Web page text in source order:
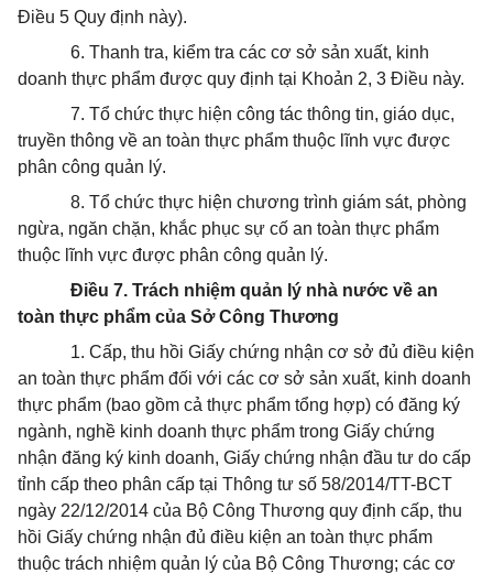
Điều 5 Quy định này).
6. Thanh tra, kiểm tra các cơ sở sản xuất, kinh
doanh thực phẩm được quy định tại Khoản 2, 3 Điều này.
7. Tổ chức thực hiện công tác thông tin, giáo dục,
truyền thông về an toàn thực phẩm thuộc lĩnh vực được
phân công quản lý.
8. Tổ chức thực hiện chương trình giám sát, phòng
ngừa, ngăn chặn, khắc phục sự cố an toàn thực phẩm
thuộc lĩnh vực được phân công quản lý.
Điều 7. Trách nhiệm quản lý nhà nước về an
toàn thực phẩm của SởCông Thương
1. Cấp, thu hồi Giấy chứng nhận cơ sở đủ điều kiện
an toàn thực phẩm đối với các cơ sở sản xuất, kinh doanh
thực phẩm (bao gồm cả thực phẩm tổng hợp) có đăng ký
ngành, nghề kinh doanh thực phẩm trong Giấy chứng
nhận đăng ký kinh doanh, Giấy chứng nhận đầu tư do cấp
tỉnh cấp theo phân cấp tại Thông tư số 58/2014/TT-BCT
ngày 22/12/2014 của Bộ Công Thương quy định cấp, thu
hồi Giấy chứng nhận đủ điều kiện an toàn thực phẩm
thuộc trách nhiệm quản lý của Bộ Công Thương; các cơ